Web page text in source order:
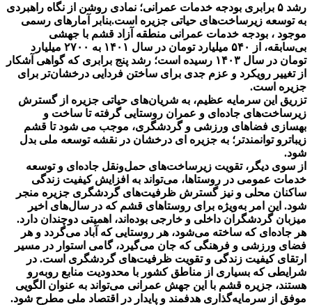
رشد ۵ برابری بودجه خدمات عمرانی؛ نمادی روشن از نگاه راهبردی
به توسعه زیرساخت‌های حیاتی جزیره است.بنابر آمارهای رسمی
موجود ، بودجه خدمات عمرانی منطقه آزاد قشم با جهشی
بی‌سابقه، از ۵۴۰ میلیارد تومان در سال ۱۴۰۱ به ۲۷۰۰ میلیارد
تومان در سال ۱۴۰۳ رسیده است؛ رشد پنج ‌برابری که گواهی آشکار
از تغییر رویکرد و عزم جدی برای ساختن فردایی درخشان‌تر برای
جزیره است.
تزریق این سرمایه عظیم، به شریان‌های حیاتی جزیره از گسترش
زیرساخت‌های جاده‌ای و عمران روستایی گرفته تا ساخت و
بهسازی فضاهای ورزشی و گردشگری، موجب می شود تا قشم
زیباترو توانمندتر؛ به جزیره ای درخشان در نقشه توسعه ملی بدل
شود.
از سوی دیگر، تقویت زیرساخت‌های حمل‌ونقل جاده‌ای و توسعه
خدمات عمومی در روستاها، می‌تواند به افزایش کیفیت زندگی
ساکنان محلی و نیز گسترش ظرفیت‌های گردشگری جزیره منجر
شود. این امر به‌ویژه برای روستاهای قشم که در سال‌های اخیر
میزبان گردشگران داخلی و خارجی بوده‌اند، اهمیتی دوچندان دارد.
هر جاده‌ای که ساخته می‌شود، هر روستایی که آباد می‌گردد و هر
فضای ورزشی و فرهنگی که جان می‌گیرد، گامی استوار در مسیر
ارتقای کیفیت زندگی و تقویت ظرفیت‌های گردشگری است. در
شرایطی که بسیاری از مناطق کشور با محدودیت منابع روبه‌رو
هستند، جزیره قشم با این جهش عمرانی می‌تواند به عنوان الگویی
موفق از سرمایه‌گذاری هدفمند و پایدار در اقتصاد ملی مطرح شود.